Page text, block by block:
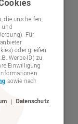
ein
die uns helfen,
und
Für
oder greifen
Werbe-ID) zu.
Einwilligung
sowie nach
| Datenschutz